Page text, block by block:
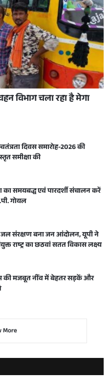
विभाग चला रहा है मेगा
दिवस समारोह-2026 की
समीक्षा की
का समयबद्ध एवं पारदर्शी संचालन करें
गोयल
जल संरक्षण बना जन आंदोलन, यूपी ने
राष्ट्र का छठवां सतत विकास लक्ष्य
की मजबूत नींव में बेहतर सड़कें और
More